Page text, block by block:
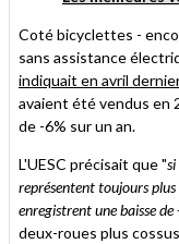
Coté bicyclettes -
sans assistance
indiquait en avril
avaient été vendus en
de -6% sur un an.
L'UESC précisait que "
représentent toujours
enregistrent une baisse de
deux-roues plus